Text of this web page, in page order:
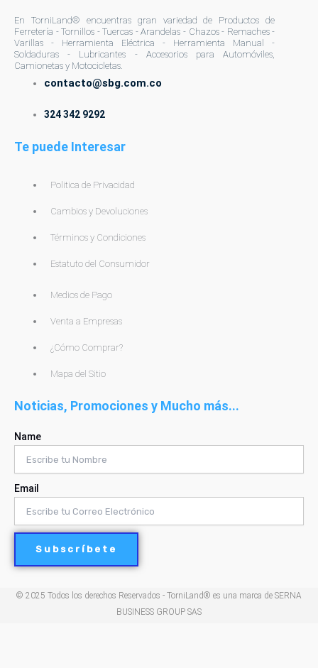
producto
En TorniLand® encuentras gran variedad de Productos de
Ferretería - Tornillos - Tuercas - Arandelas - Chazos - Remaches -
Varillas - Herramienta Eléctrica - Herramienta Manual -
Soldaduras - Lubricantes - Accesorios para Automóviles,
Camionetas y Motocicletas.
contacto@sbg.com.co
324 342 9292
Te puede Interesar
Politica de Privacidad
Cambios y Devoluciones
Términos y Condiciones
Estatuto del Consumidor
Medios de Pago
Venta a Empresas
¿Cómo Comprar?
Mapa del Sitio
Noticias, Promociones y Mucho más...
Name
Email
Subscríbete
© 2025 Todos los derechos Reservados - TorniLand® es una marca de SERNA
BUSINESS GROUP SAS